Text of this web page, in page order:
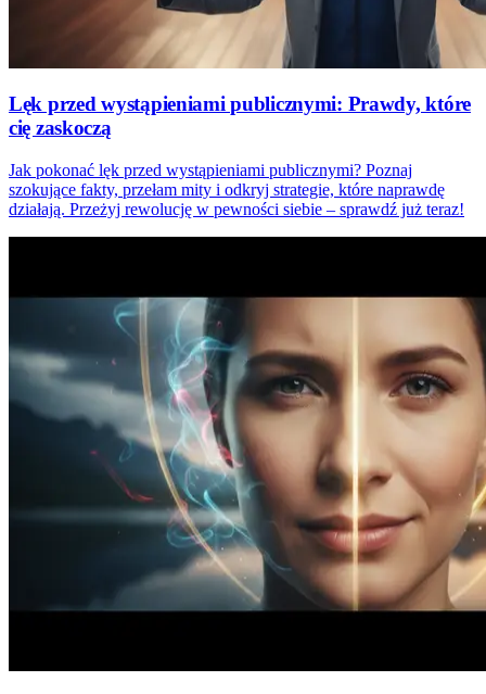
Lęk przed wystąpieniami publicznymi: Prawdy, które
cię zaskoczą
Jak pokonać lęk przed wystąpieniami publicznymi? Poznaj
szokujące fakty, przełam mity i odkryj strategie, które naprawdę
działają. Przeżyj rewolucję w pewności siebie – sprawdź już teraz!